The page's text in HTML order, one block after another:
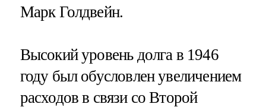
Марк Голдвейн.
Высокий уровень долга в 1946
году был обусловлен увеличением
расходов в связи со Второй